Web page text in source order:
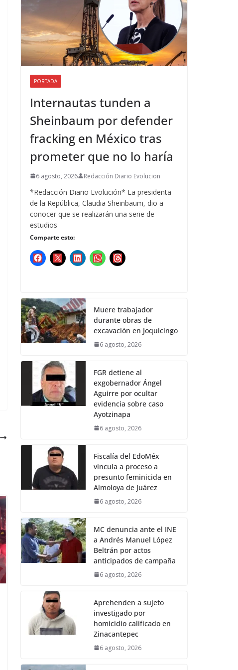
PORTADA
Internautas tunden a
Sheinbaum por defender
fracking en México tras
prometer que no lo haría
6 agosto, 2026 Redacción Diario Evolucion
*Redacción Diario Evolución* La presidenta
de la República, Claudia Sheinbaum, dio a
conocer que se realizarán una serie de
estudios
Comparte esto:
Muere trabajador
durante obras de
excavación en Joquicingo
6 agosto, 2026
FGR detiene al
exgobernador Ángel
Aguirre por ocultar
evidencia sobre caso
Ayotzinapa
6 agosto, 2026
Fiscalía del EdoMéx
vincula a proceso a
presunto feminicida en
Almoloya de Juárez
6 agosto, 2026
MC denuncia ante el INE
a Andrés Manuel López
Beltrán por actos
anticipados de campaña
6 agosto, 2026
Aprehenden a sujeto
investigado por
homicidio calificado en
Zinacantepec
6 agosto, 2026